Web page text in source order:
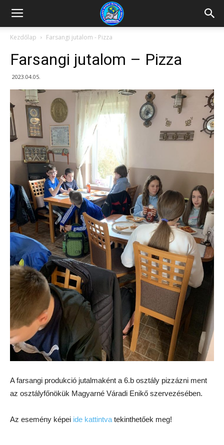
Kazincbarcikai
Pollack
Általános
Kezdőlap Farsangi jutalom - Pizza
Farsangi jutalom – Pizza
2023.04.05.
A farsangi produkció jutalmaként a 6.b osztály pizzázni ment
az osztályfőnökük Magyarné Váradi Enikő szervezésében.
Az esemény képei ide kattintva tekinthetőek meg!